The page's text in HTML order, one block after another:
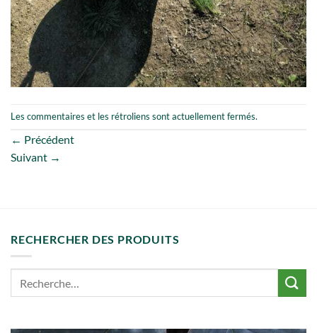
Les commentaires et les rétroliens sont actuellement fermés.
← Précédent
Suivant →
RECHERCHER DES PRODUITS